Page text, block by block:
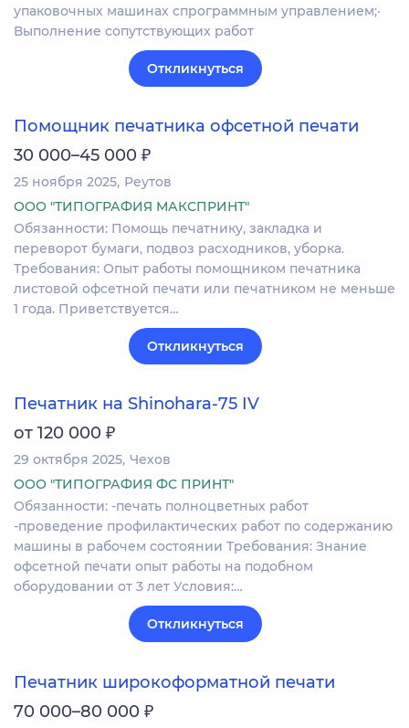
упаковочных машинах спрограммным управлением;·
Выполнение сопутствующих работ
Откликнуться
Помощник печатника офсетной печати
30 000–45 000 ₽
25 ноября 2025 Реутов
ООО "ТИПОГРАФИЯ МАКСПРИНТ"
Обязанности: Помощь печатнику, закладка и
переворот бумаги, подвоз расходников, уборка.
Требования: Опыт работы помощником печатника
листовой офсетной печати или печатником не меньше
1 года. Приветствуется…
Откликнуться
Печатник на Shinohara-75 IV
от 120 000 ₽
29 октября 2025 Чехов
ООО "ТИПОГРАФИЯ ФС ПРИНТ"
Обязанности: -печать полноцветных работ
-проведение профилактических работ по содержанию
машины в рабочем состоянии Требования: Знание
офсетной печати опыт работы на подобном
оборудовании от 3 лет Условия:…
Откликнуться
Печатник широкоформатной печати
70 000–80 000 ₽